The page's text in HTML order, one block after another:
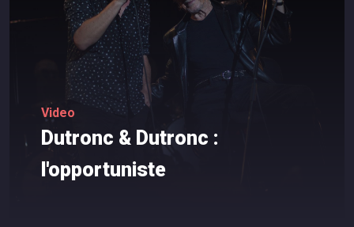
Video
Dutronc & Dutronc :
l'opportuniste